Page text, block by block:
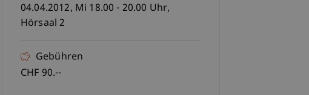
04.04.2012, Mi 18.00 - 20.00 Uhr,
Hörsaal 2
Gebühren
CHF 90.--